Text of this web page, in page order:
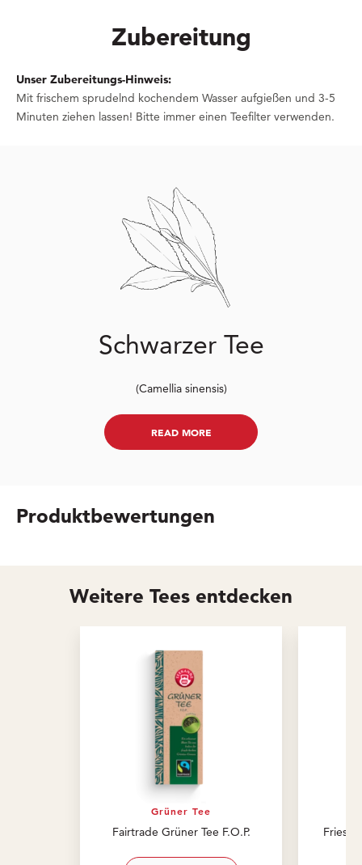
Zubereitung
Unser Zubereitungs-Hinweis:
Mit frischem sprudelnd kochendem Wasser aufgießen und 3-5
Minuten ziehen lassen! Bitte immer einen Teefilter verwenden.
Schwarzer Tee
(Camellia sinensis)
READ MORE
Produktbewertungen
Weitere Tees entdecken
Grüner Tee
Fairtrade Grüner Tee F.O.P.